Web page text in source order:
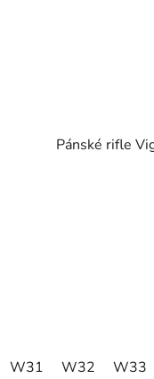
Pánské rifle
W31 W32 W33